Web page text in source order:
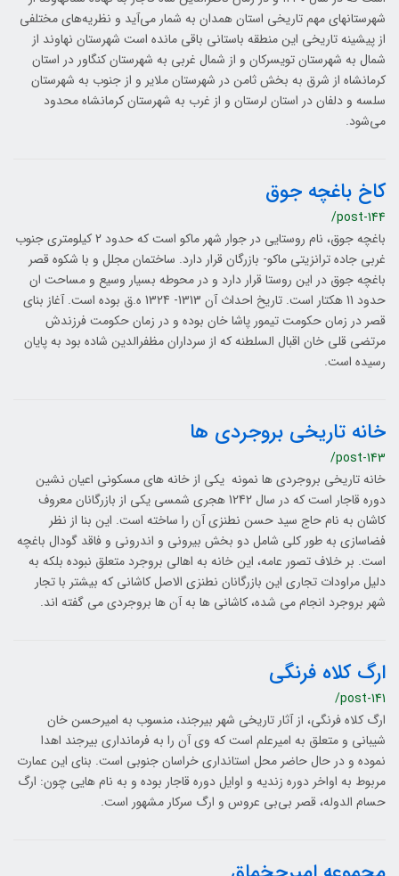
شهرستانهای مهم تاریخی استان همدان به شمار می‌آید و نظریه‌های مختلفی
از پیشینه تاریخی این منطقه باستانی باقی مانده است شهرستان نهاوند از
شمال به شهرستان تویسرکان و از شمال غربی به شهرستان کنگاور در استان
کرمانشاه از شرق به بخش ثامن در شهرستان ملایر و از جنوب به شهرستان
سلسه و دلفان در استان لرستان و از غرب به شهرستان کرمانشاه محدود
می‌شود.
کاخ باغچه جوق
/post-144
باغچه جوق، نام روستایی در جوار شهر ماکو است که حدود 2 کیلومتری جنوب
غربی جاده ترانزیتی ماکو- بازرگان قرار دارد. ساختمان مجلل و با شکوه قصر
باغچه جوق در این روستا قرار دارد و در محوطه بسیار وسیع و مساحت ان
حدود 11 هکتار است. تاریخ احداث آن 1313- 1324 ه.ق بوده است. آغاز بنای
قصر در زمان حکومت تیمور پاشا خان بوده و در زمان حکومت فرزندش
مرتضی قلی خان اقبال السلطنه که از سرداران مظفرالدین شاده بود به پایان
رسیده است.
خانه تاریخی بروجردی ها
/post-143
خانه تاریخی بروجردی ­ها نمونه یکی از خانه­ های مسکونی اعیان ­نشین
دوره قاجار است که در سال 1242 هجری شمسی یکی از بازرگانان معروف
کاشان به نام حاج سید حسن نطنزی آن را ساخته است. این بنا از نظر
فضاسازی به طور کلی شامل دو بخش بیرونی و اندرونی و فاقد گودال باغچه
است. بر خلاف تصور عامه، این خانه به اهالی بروجرد متعلق نبوده بلکه به
دلیل مراودات تجاری این بازرگانان نطنزی الاصل کاشانی که بیشتر با تجار
شهر بروجرد انجام می شده، کاشانی ها به آن ها بروجردی می گفته اند.
ارگ کلاه فرنگی
/post-141
ارگ کلاه فرنگی، از آثار تاریخی شهر بیرجند، منسوب به امیرحسن خان
شیبانى و متعلق به امیرعلم است که وی آن را به فرماندارى بیرجند اهدا
نموده و در حال حاضر محل استانداری خراسان جنوبی است. بنای این عمارت
مربوط به اواخر دوره زندیه و اوایل دوره قاجار بوده و به نام‌ هایی چون: ارگ
حسام الدوله، قصر بی‌بی عروس و ارگ سرکار مشهور است.